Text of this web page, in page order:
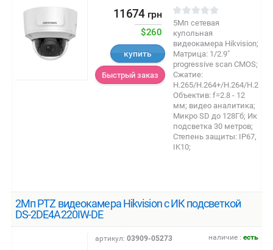
11674 грн
$260
купить
Быстрый заказ
5Мп сетевая
купольная
видеокамера Hikvision;
Матрица: 1/2.9"
progressive scan CMOS;
Сжатие:
H.265/H.264+/H.264/
Объектив: f=2.8 - 12
мм; видео аналитика;
Микро SD до 128Гб; Ик
подсветка 30 метров;
Степень защиты: IP67,
IK10;
2Мп PTZ видеокамера Hikvision с ИК подсветкой
DS-2DE4A220IW-DE
наличие :есть
артикул: 03909-05273